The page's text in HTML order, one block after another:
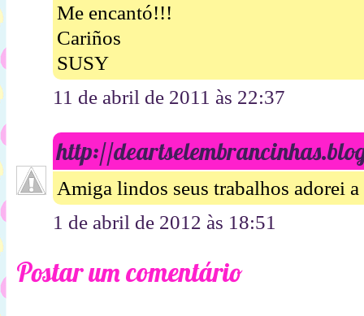
Me encantó!!!
Cariños
SUSY
11 de abril de 2011 às 22:37
http://
Amiga lindos seus trabalhos adorei
1 de abril de 2012 às 18:51
Postar um comentário